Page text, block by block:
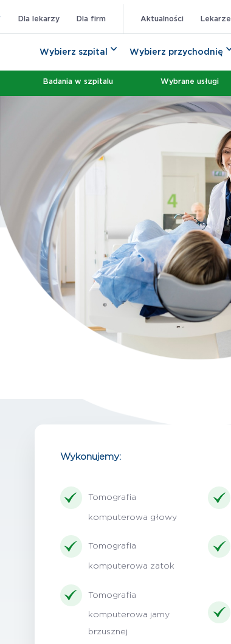
Dla lekarzy Dla firm Aktualności Lekarze
Wybierz szpital Wybierz przychodnię
Badania w szpitalu Wybrane usługi
Wykonujemy:
Tomografia
komputerowa głowy
Tomografia
komputerowa zatok
Tomografia
komputerowa jamy
brzusznej